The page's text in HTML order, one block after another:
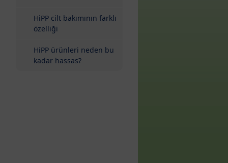
HiPP cilt bakımının farklı
özelliği
HiPP ürünleri neden bu
kadar hassas?